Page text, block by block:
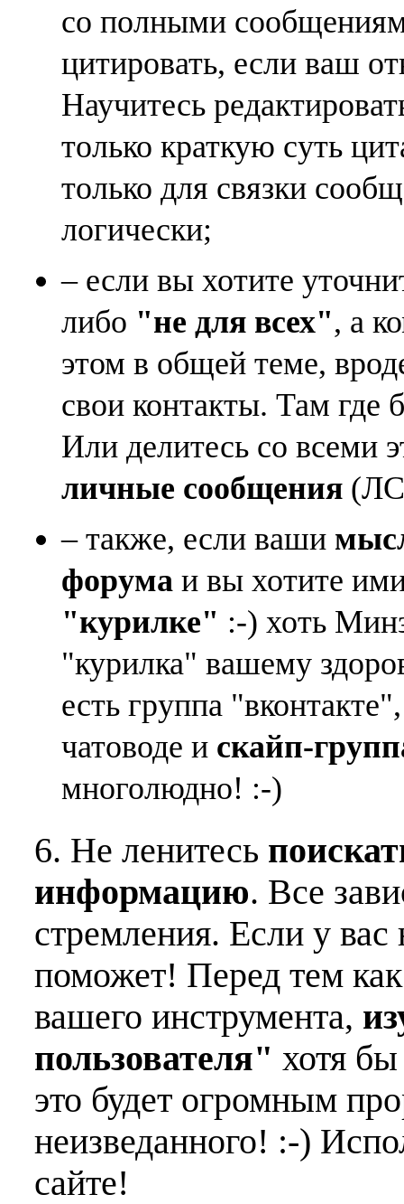
со полными
цитировать, если ваш
Научитесь
только краткую суть
только для связки
логически;
– если вы хотите
либо "не для всех", а
этом в общей теме,
свои контакты. Там где
Или делитесь со всеми
личные сообщения
– также, если ваши
форума и вы хотите
"курилке" :-) хоть
"курилка" вашему
есть группа
чатоводе и скайп-
многолюдно! :-)
6. Не ленитесь
информацию. Все
стремления. Если у
поможет! Перед тем
вашего инструмента,
пользователя" хотя
это будет огромным
неизведанного! :-)
сайте!